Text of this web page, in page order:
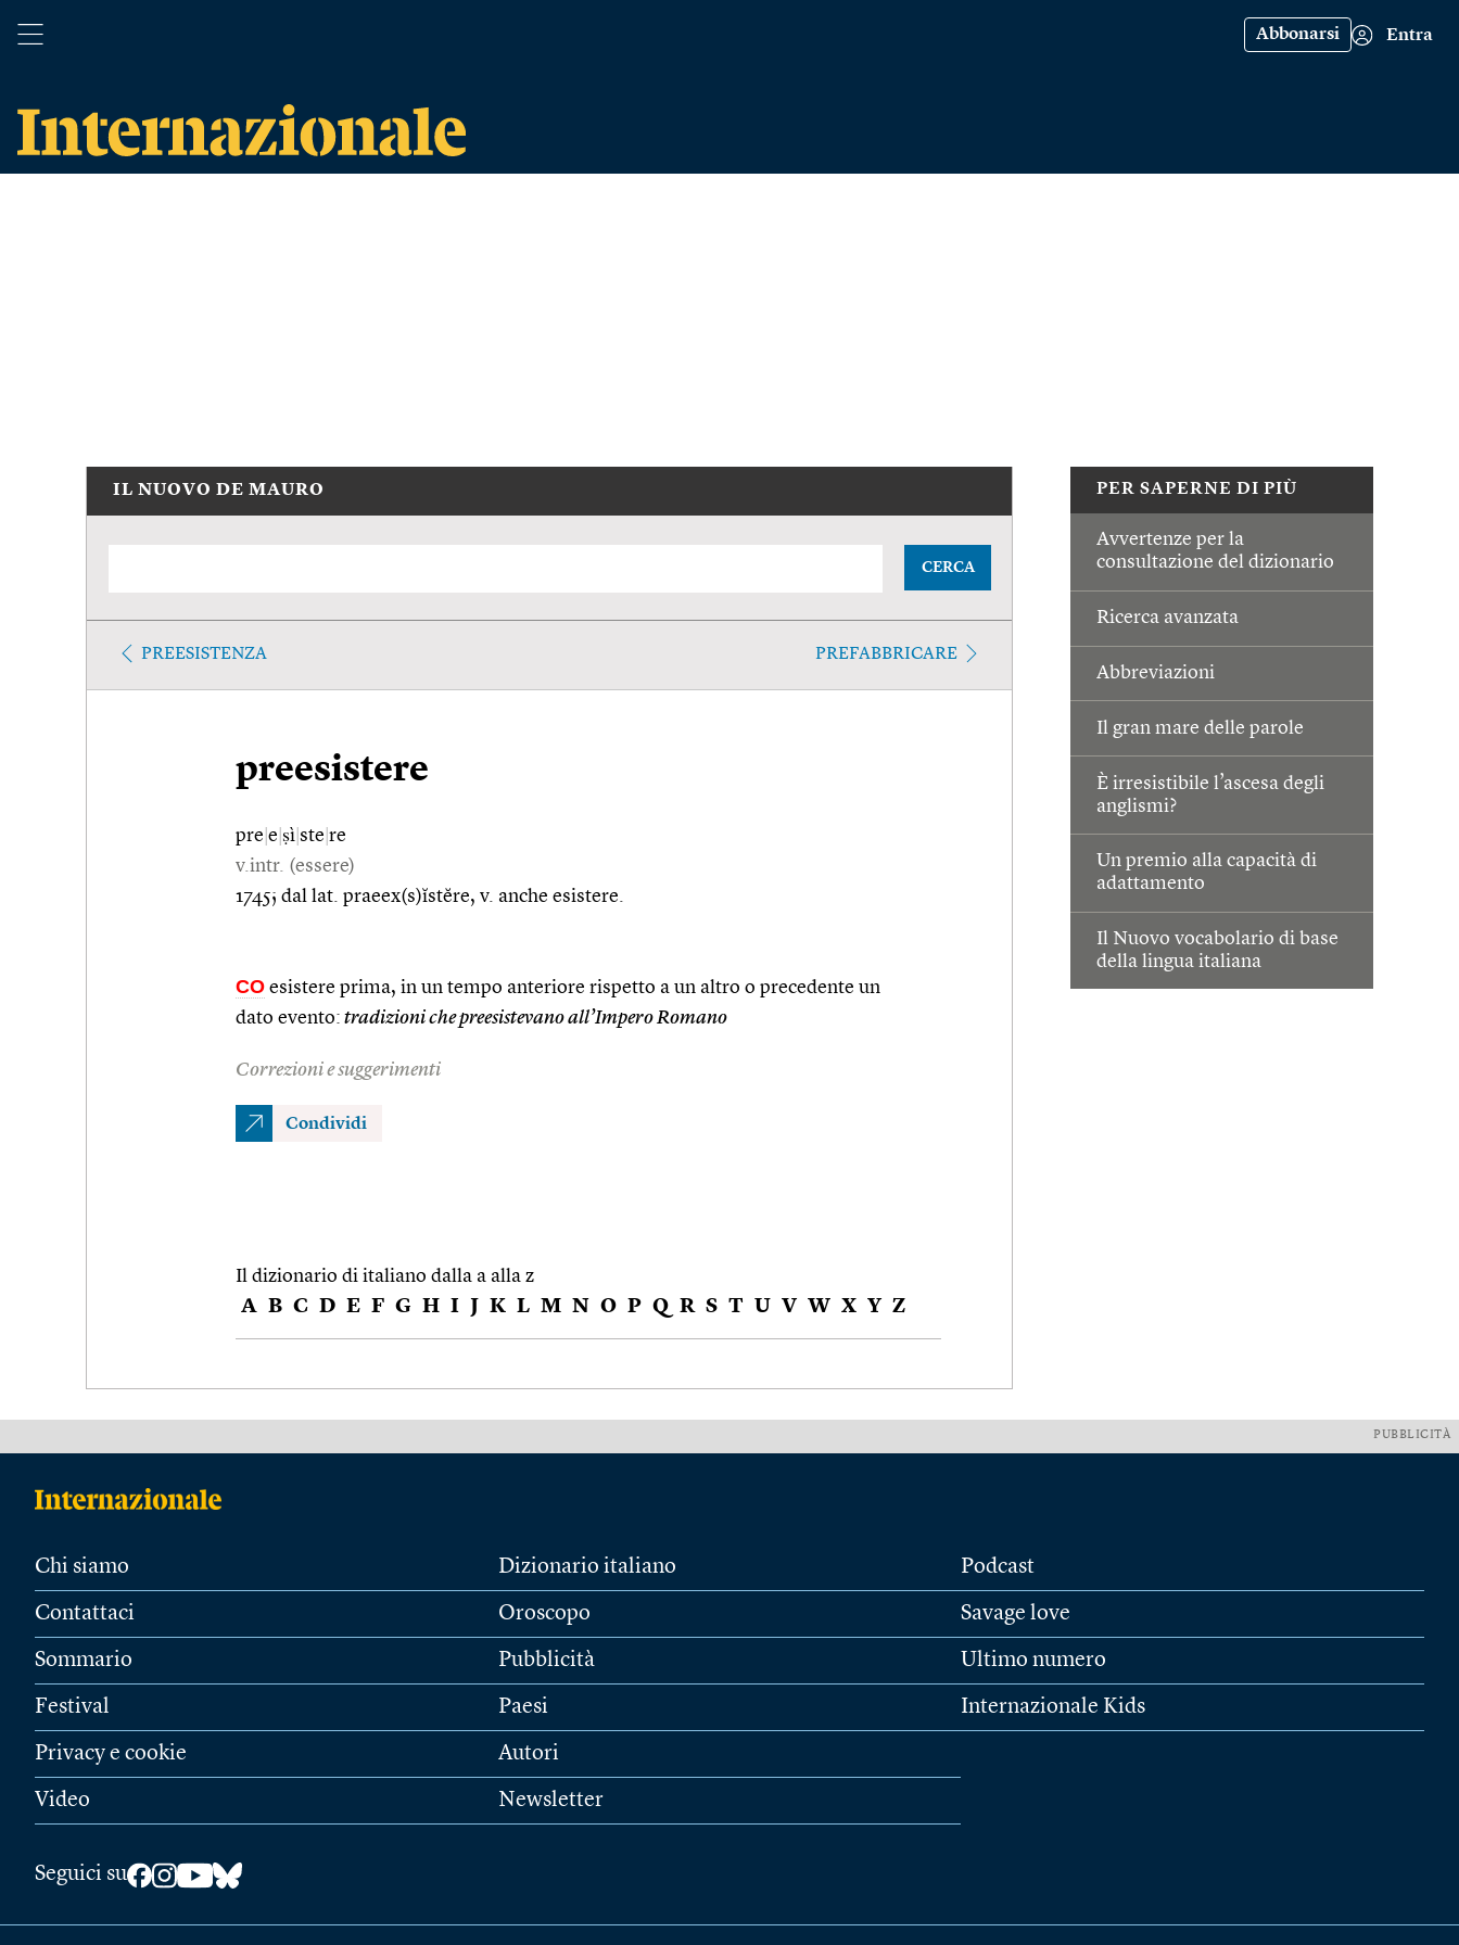
Abbonarsi Entra
PER SAPERNE DI PIÙ
Avvertenze per la
consultazione del dizionario
Ricerca avanzata
Abbreviazioni
Il gran mare delle parole
È irresistibile l’ascesa degli
anglismi?
Un premio alla capacità di
adattamento
Il Nuovo vocabolario di base
della lingua italiana
IL NUOVO DE MAURO
CERCA
PREESISTENZA PREFABBRICARE
preesistere
pre e ṣì ste re
v.intr. (essere)
1745; dal lat. praeex(s)ĭstĕre, v. anche esistere.
CO esistere prima, in un tempo anteriore rispetto a un altro o precedente un
dato evento: tradizioni che preesistevano all’Impero Romano
Correzioni e suggerimenti
Condividi
Il dizionario di italiano dalla a alla z
A B C D E F G H I J K L M N O P Q R S T U V W X Y Z
PUBBLICITÀ
Chi siamo
Contattaci
Sommario
Festival
Privacy e cookie
Video
Dizionario italiano
Oroscopo
Pubblicità
Paesi
Autori
Newsletter
Podcast
Savage love
Ultimo numero
Internazionale Kids
Seguici su